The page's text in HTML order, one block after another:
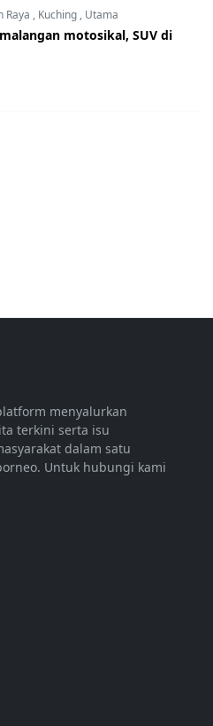
Raya , Kuching, Utama
motosikal, SUV di
menyalurkan
terkini serta isu
dalam satu
Untuk hubungi kami